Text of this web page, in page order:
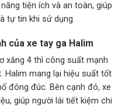
tiện ích và an toàn, giúp
tự tin khi sử dụng.
của xe tay ga Halim
xăng 4 thì công suất mạnh
Halim mang lại hiệu suất tốt
đông đúc. Bên cạnh đó, xe
giúp người lái tiết kiệm chi